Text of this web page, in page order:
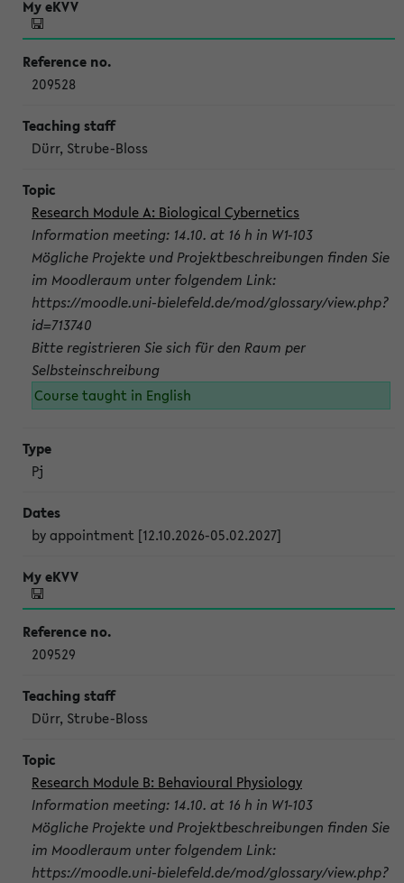
209528
Dürr, Strube-Bloss
Research Module A: Biological Cybernetics
Information meeting: 14.10. at 16 h in W1-103
Mögliche Projekte und Projektbeschreibungen finden Sie
im Moodleraum unter folgendem Link:
https://moodle.uni-bielefeld.de/mod/glossary/view.php?
id=713740
Bitte registrieren Sie sich für den Raum per
Selbsteinschreibung
Course taught in English
Pj
by appointment [12.10.2026-05.02.2027]
209529
Dürr, Strube-Bloss
Research Module B: Behavioural Physiology
Information meeting: 14.10. at 16 h in W1-103
Mögliche Projekte und Projektbeschreibungen finden Sie
im Moodleraum unter folgendem Link:
https://moodle.uni-bielefeld.de/mod/glossary/view.php?